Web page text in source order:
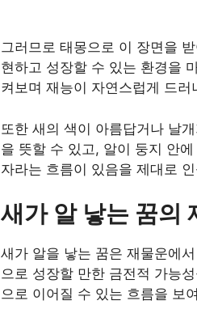
그러므로 태몽으로 이 장면을
현하고 성장할 수 있는 환경을
켜보며 재능이 자연스럽게 드
또한 새의 색이 아름답거나 날
을 뜻할 수 있고, 알이 둥지 안
자라는 흐름이 있음을 제대로
새가 알 낳는 꿈의
새가 알을 낳는 꿈은 재물운에
으로 성장할 만한 금전적 가능
으로 이어질 수 있는 흐름을 보